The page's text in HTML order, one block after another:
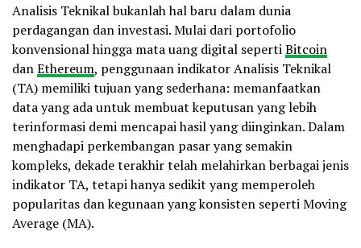
Analisis Teknikal bukanlah hal baru dalam dunia
perdagangan dan investasi. Mulai dari portofolio
konvensional hingga mata uang digital sepertiBitcoin
danEthereum, penggunaan indikator Analisis Teknikal
(TA) memiliki tujuan yang sederhana: memanfaatkan
data yang ada untuk membuat keputusan yang lebih
terinformasi demi mencapai hasil yang diinginkan. Dalam
menghadapi perkembangan pasar yang semakin
kompleks, dekade terakhir telah melahirkan berbagai jenis
indikator TA, tetapi hanya sedikit yang memperoleh
popularitas dan kegunaan yang konsisten seperti Moving
Average (MA).